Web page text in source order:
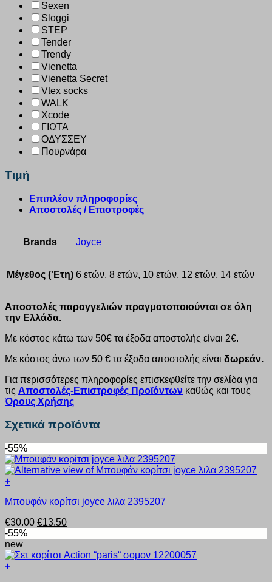
Sexen
Sloggi
STEP
Tender
Trendy
Vienetta
Vienetta Secret
Vtex socks
WALK
Xcode
ΓΙΩΤΑ
ΟΔΥΣΣΕΥ
Πουρνάρα
Τιμή
Επιπλέον πληροφορίες
Αποστολές / Επιστροφές
Brands Joyce
Μέγεθος ('Ετη) 6 ετών, 8 ετών, 10 ετών, 12 ετών, 14 ετών
Αποστολές παραγγελιών πραγματοποιούνται σε όλη
την Ελλάδα.
Με κόστος κάτω των 50€ τα έξοδα αποστολής είναι 2€.
Με κόστος άνω των 50 € τα έξοδα αποστολής είναι δωρεάν.
Για περισσότερες πληροφορίες επισκεφθείτε την σελίδα για
τις Αποστολές-Επιστροφές Προϊόντων καθώς και τους
Όρους Χρήσης
Σχετικά προϊόντα
-55%
+
το
έχει
πολλαπλές
παραλλαγές.
Οι
επιλογές
Μπουφάν κορίτσι joyce λιλα 2395207
€30.00 Original
€30.00.
€13.50Η
είναι:
-55%
new
+